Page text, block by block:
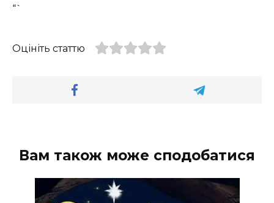
“`
Оцініть статтю
Вам також може сподобатися